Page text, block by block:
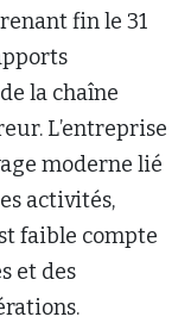
fin le 31
la chaîne
L’entreprise
moderne lié
activités,
faible compte
et des